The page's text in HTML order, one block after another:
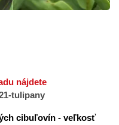
nájdete
tulipany
cibuľovín - veľkosť